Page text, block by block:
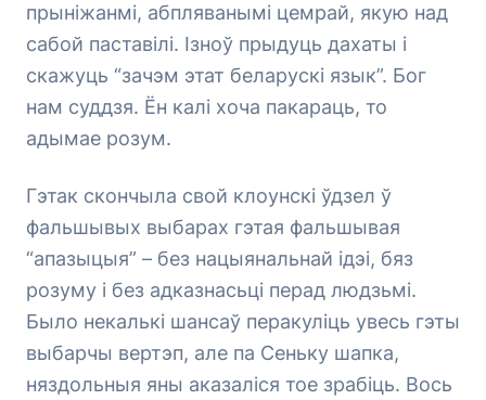
прыніжанмі, абпляванымі цемрай, якую над
сабой паставілі. Ізноў прыдуць дахаты і
скажуць “зачэм этат беларускі язык”. Бог
нам суддзя. Ён калі хоча пакараць, то
адымае розум.
Гэтак скончыла свой клоунскі ўдзел ў
фальшывых выбарах гэтая фальшывая
“апазыцыя” – без нацыянальнай ідэі, бяз
розуму і без адказнасьці перад людзьмі.
Было некалькі шансаў перакуліць увесь гэты
выбарчы вертэп, але па Сеньку шапка,
няздольныя яны аказаліся тое зрабіць. Вось